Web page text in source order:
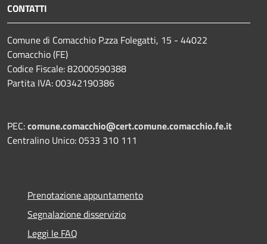
CONTATTI
Comune di Comacchio P.zza Folegatti, 15 - 44022
Comacchio (FE)
Codice Fiscale: 82000590388
Partita IVA: 00342190386
PEC:comune.comacchio@cert.comune.comacchio.fe.it
Centralino Unico: 0533 310 111
Prenotazione appuntamento
Segnalazione disservizio
Leggi le FAQ